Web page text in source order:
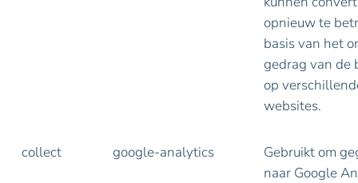
opnieuw te
basis van het
gedrag van de
op
websites.
collect google-analytics
Gebruikt om
naar Google